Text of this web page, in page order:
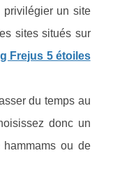
un site
sites situés sur
Frejus 5 étoiles
du temps au
donc un
ou de